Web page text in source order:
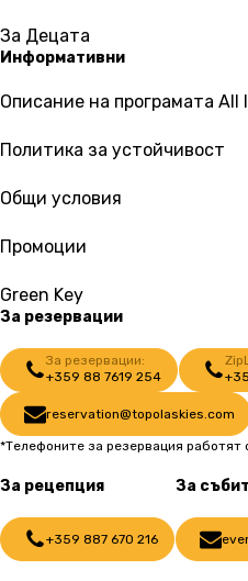
За Децата
Информативни
Описание на програмата All
Политика за устойчивост
Общи условия
Промоции
Green Key
За резервации
За резервации:
+359 88 7619 254
reservation@topolaskies.com
*Телефоните за резервация работят
За рецепция
+359 887 670 216
За